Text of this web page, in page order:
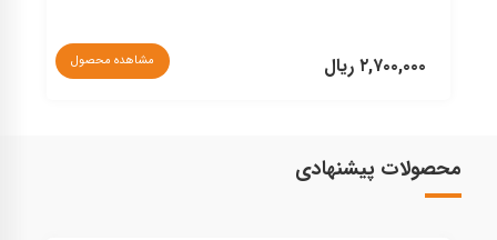
۲,۷۰۰,۰۰۰ ریال مشاهده محصول
محصولات پیشنهادی